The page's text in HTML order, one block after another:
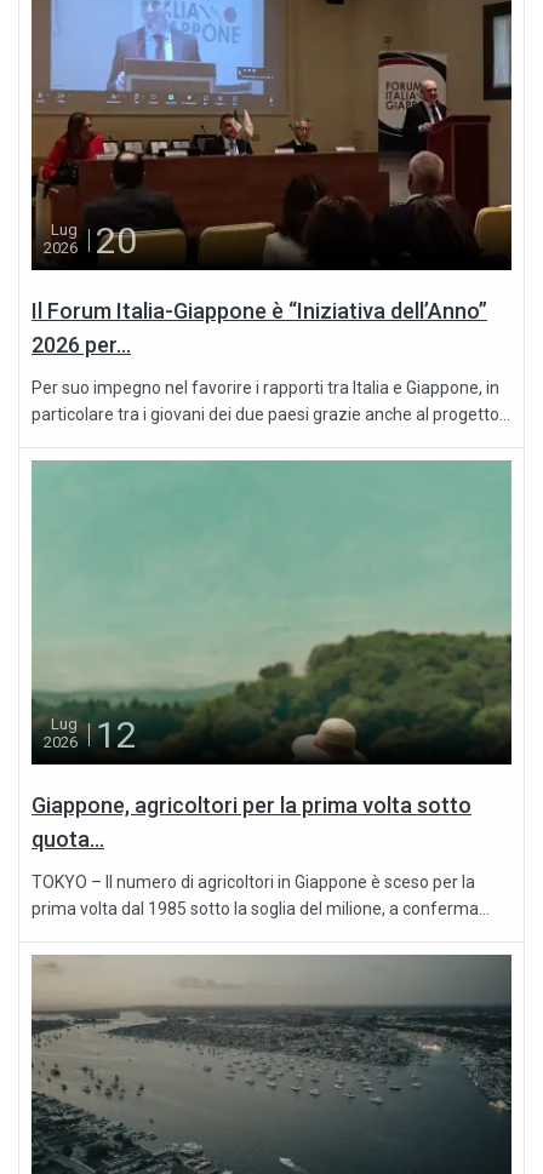
Lug
2026
20
Il Forum Italia-Giappone è “Iniziativa dell’Anno”
2026 per...
Per suo impegno nel favorire i rapporti tra Italia e Giappone, in
particolare tra i giovani dei due paesi grazie anche al progetto...
Lug
2026
12
Giappone, agricoltori per la prima volta sotto
quota...
TOKYO – Il numero di agricoltori in Giappone è sceso per la
prima volta dal 1985 sotto la soglia del milione, a conferma...